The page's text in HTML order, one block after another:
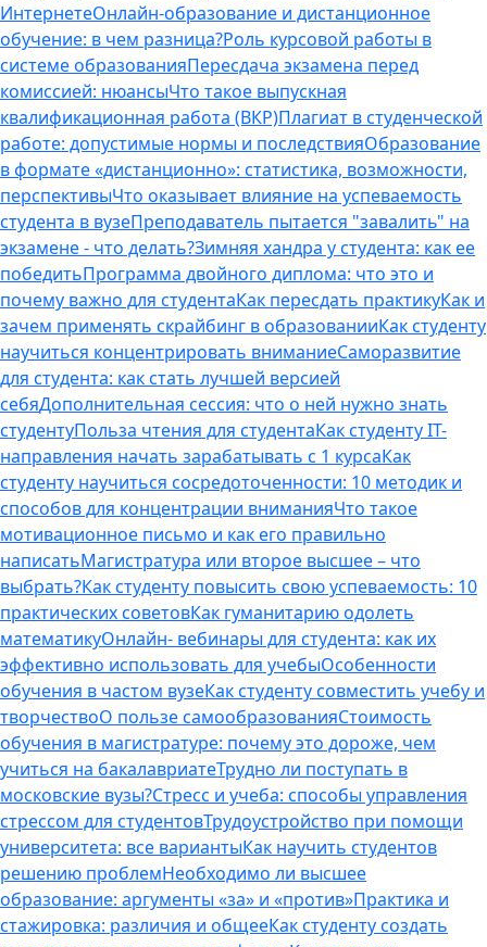
ИнтернетеОнлайн-образование и дистанционное
обучение: в чем разница?Роль курсовой работы в
системе образованияПересдача экзамена перед
комиссией: нюансыЧто такое выпускная
квалификационная работа (ВКР)Плагиат в студенческой
работе: допустимые нормы и последствияОбразование
в формате «дистанционно»: статистика, возможности,
перспективыЧто оказывает влияние на успеваемость
студента в вузеПреподаватель пытается "завалить" на
экзамене - что делать?Зимняя хандра у студента: как ее
победитьПрограмма двойного диплома: что это и
почему важно для студентаКак пересдать практикуКак и
зачем применять скрайбинг в образованииКак студенту
научиться концентрировать вниманиеСаморазвитие
для студента: как стать лучшей версией
себяДополнительная сессия: что о ней нужно знать
студентуПольза чтения для студентаКак студенту IT-
направления начать зарабатывать с 1 курсаКак
студенту научиться сосредоточенности: 10 методик и
способов для концентрации вниманияЧто такое
мотивационное письмо и как его правильно
написатьМагистратура или второе высшее – что
выбрать?Как студенту повысить свою успеваемость: 10
практических советовКак гуманитарию одолеть
математикуОнлайн- вебинары для студента: как их
эффективно использовать для учебыОсобенности
обучения в частом вузеКак студенту совместить учебу и
творчествоО пользе самообразованияСтоимость
обучения в магистратуре: почему это дороже, чем
учиться на бакалавриатеТрудно ли поступать в
московские вузы?Стресс и учеба: способы управления
стрессом для студентовТрудоустройство при помощи
университета: все вариантыКак научить студентов
решению проблемНеобходимо ли высшее
образование: аргументы «за» и «против»Практика и
стажировка: различия и общееКак студенту создать